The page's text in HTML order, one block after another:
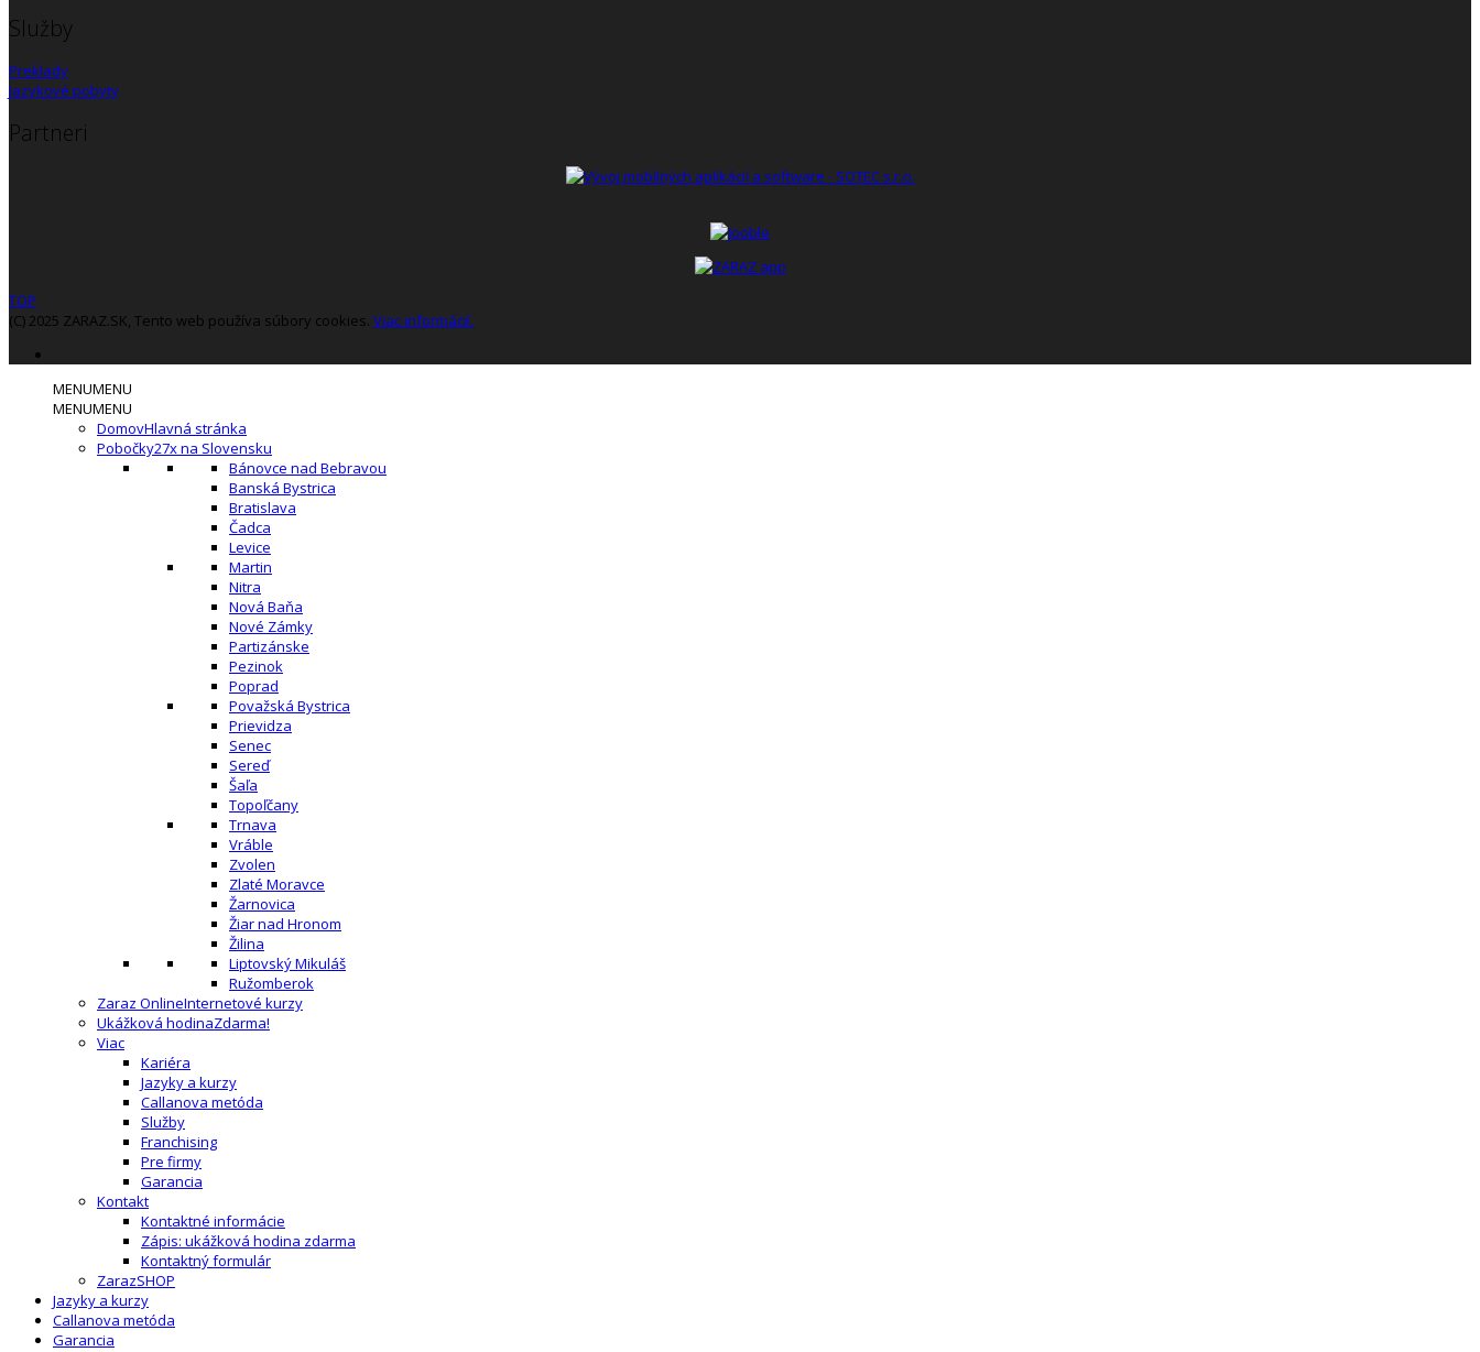
Služby
Preklady
Jazykové pobyty
Partneri
TOP
(C) 2025 ZARAZ.SK, Tento web používa súbory cookies. Viac informácií.
MENUMENU
MENUMENU
DomovHlavná stránka
Pobočky27x na Slovensku
Bánovce nad Bebravou
Banská Bystrica
Bratislava
Čadca
Levice
Martin
Nitra
Nová Baňa
Nové Zámky
Partizánske
Pezinok
Poprad
Považská Bystrica
Prievidza
Senec
Sereď
Šaľa
Topoľčany
Trnava
Vráble
Zvolen
Zlaté Moravce
Žarnovica
Žiar nad Hronom
Žilina
Liptovský Mikuláš
Ružomberok
Zaraz OnlineInternetové kurzy
Ukážková hodinaZdarma!
Viac
Kariéra
Jazyky a kurzy
Callanova metóda
Služby
Franchising
Pre firmy
Garancia
Kontakt
Kontaktné informácie
Zápis: ukážková hodina zdarma
Kontaktný formulár
ZarazSHOP
Jazyky a kurzy
Callanova metóda
Garancia